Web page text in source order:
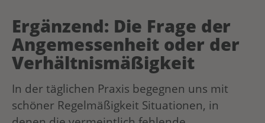
Ergänzend: Die Frage der
Angemessenheit oder der
Verhältnismäßigkeit
In der täglichen Praxis begegnen uns mit
schöner Regelmäßigkeit Situationen, in